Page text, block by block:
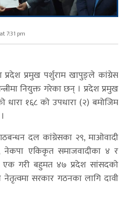
7:31 pm
प्रमुख पर्शुराम खापुङ्ले कांग्रेस
नियुक्त गरेका छन् । प्रदेश प्रमुख
१६८ को उपधारा (२) बमोजिम
दल कांग्रेसका २९, माओवादी
नेकपा एकिकृत समाजवादीका ४ र
एक गरी बहुमत ४७ प्रदेश सांसदको
सरकार गठनका लागि दावी